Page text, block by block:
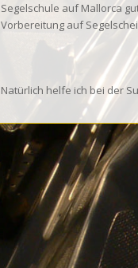
Segelschule auf Mallorca
Vorbereitung auf
Natürlich helfe ich bei der